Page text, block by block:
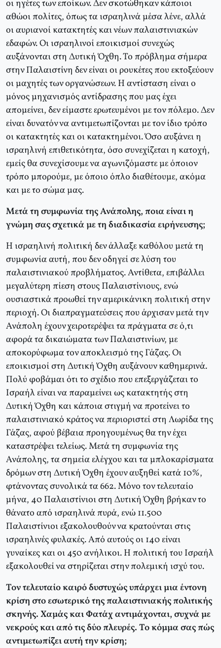
οι ηγέτες των εποίκων. Δεν σκοτώθηκαν κάποιοι
αθώοι πολίτες, όπως τα ισραηλινά μέσα λένε, αλλά
οι αυριανοί κατακτητές και νέων παλαιστινιακών
εδαφών. Οι ισραηλινοί εποικισμοί συνεχώς
αυξάνονται στη Δυτική Όχθη. Το πρόβλημα σήμερα
στην Παλαιστίνη δεν είναι οι ρουκέτες που εκτοξεύουν
οι μαχητές των οργανώσεων. Η αντίσταση είναι ο
μόνος μηχανισμός αντίδρασης που μας έχει
απομείνει, δεν είμαστε ερωτευμένοι με τον πόλεμο. Δεν
είναι δυνατόν να αντιμετωπίζονται με τον ίδιο τρόπο
οι κατακτητές και οι κατακτημένοι. Όσο αυξάνει η
ισραηλινή επιθετικότητα, όσο συνεχίζεται η κατοχή,
εμείς θα συνεχίσουμε να αγωνιζόμαστε με όποιον
τρόπο μπορούμε, με όποιο όπλο διαθέτουμε, ακόμα
και με το σώμα μας.
Μετά τη συμφωνία της Ανάπολης, ποια είναι η
γνώμη σας σχετικά με τη διαδικασία ειρήνευσης;
Η ισραηλινή πολιτική δεν άλλαξε καθόλου μετά τη
συμφωνία αυτή, που δεν οδηγεί σε λύση του
παλαιστινιακού προβλήματος. Αντίθετα, επιβάλλει
μεγαλύτερη πίεση στους Παλαιστίνιους, ενώ
ουσιαστικά προωθεί την αμερικάνικη πολιτική στην
περιοχή. Οι διαπραγματεύσεις που άρχισαν μετά την
Ανάπολη έχουν χειροτερέψει τα πράγματα σε ό,τι
αφορά τα δικαιώματα των Παλαιστινίων, με
αποκορύφωμα τον αποκλεισμό της Γάζας. Οι
εποικισμοί στη Δυτική Όχθη αυξάνουν καθημερινά.
Πολύ φοβάμαι ότι το σχέδιο που επεξεργάζεται το
Ισραήλ είναι να παραμείνει ως κατακτητής στη
Δυτική Όχθη και κάποια στιγμή να προτείνει το
παλαιστινιακό κράτος να περιοριστεί στη Λωρίδα της
Γάζας, αφού βέβαια προηγουμένως θα την έχει
καταστρέψει τελείως. Μετά τη συμφωνία της
Ανάπολης, τα σημεία ελέγχου και τα μπλοκαρίσματα
δρόμων στη Δυτική Όχθη έχουν αυξηθεί κατά 10%,
φτάνοντας συνολικά τα 662. Μόνο τον τελευταίο
μήνα, 40 Παλαιστίνιοι στη Δυτική Όχθη βρήκαν το
θάνατο από ισραηλινά πυρά, ενώ 11.500
Παλαιστίνιοι εξακολουθούν να κρατούνται στις
ισραηλινές φυλακές. Από αυτούς οι 140 είναι
γυναίκες και οι 450 ανήλικοι. Η πολιτική του Ισραήλ
εξακολουθεί να στηρίζεται στην πολεμική ισχύ του.
Τον τελευταίο καιρό δυστυχώς υπάρχει μια έντονη
κρίση στο εσωτερικό της παλαιστινιακής πολιτικής
σκηνής. Χαμάς και Φατάχ αντιμάχονται, συχνά με
νεκρούς και από τις δύο πλευρές. Το κόμμα σας πώς
αντιμετωπίζει αυτή την κρίση;